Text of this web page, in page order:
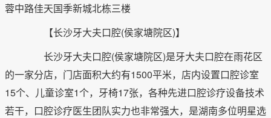
蓉中路佳天国季新城北栋三楼
【长沙牙大夫口腔(侯家塘院区)】
长沙牙大夫口腔(侯家塘院区)是牙大夫口腔在雨花区
的一家分店，门店面积大约有1500平米，店内设置口腔诊室
15个、儿童诊室1个，牙椅17张，各种先进口腔诊疗设备技术
若干，口腔诊疗医生团队实力也非常强大，是湖南多位明星选